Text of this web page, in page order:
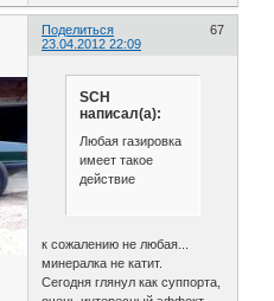
Поделиться
67
23.04.2012 22:09
SCH
написал(а):
Любая газировка
имеет такое
действие
к сожалению не любая...
минералка не катит.
Сегодня глянул как суппорта,